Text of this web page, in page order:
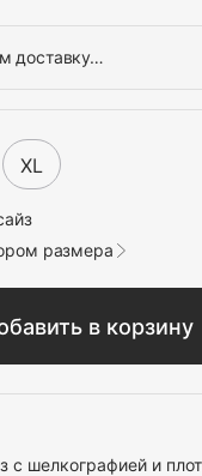
доставку…
в корзину
размера
XL
с шелкографией и